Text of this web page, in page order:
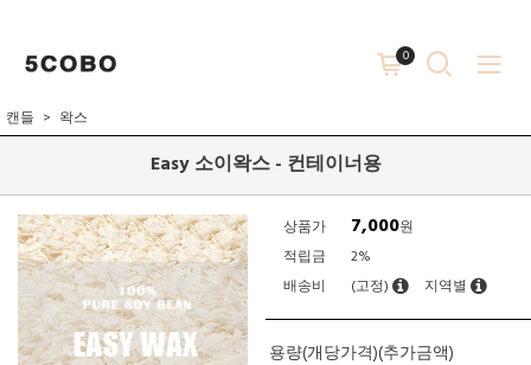
0
캔들 왁스
Easy 소이왁스 - 컨테이너용
상품가 7,000원
적립금
2%
배송비
(고정) 지역별
용량(개당가격)(추가금액)